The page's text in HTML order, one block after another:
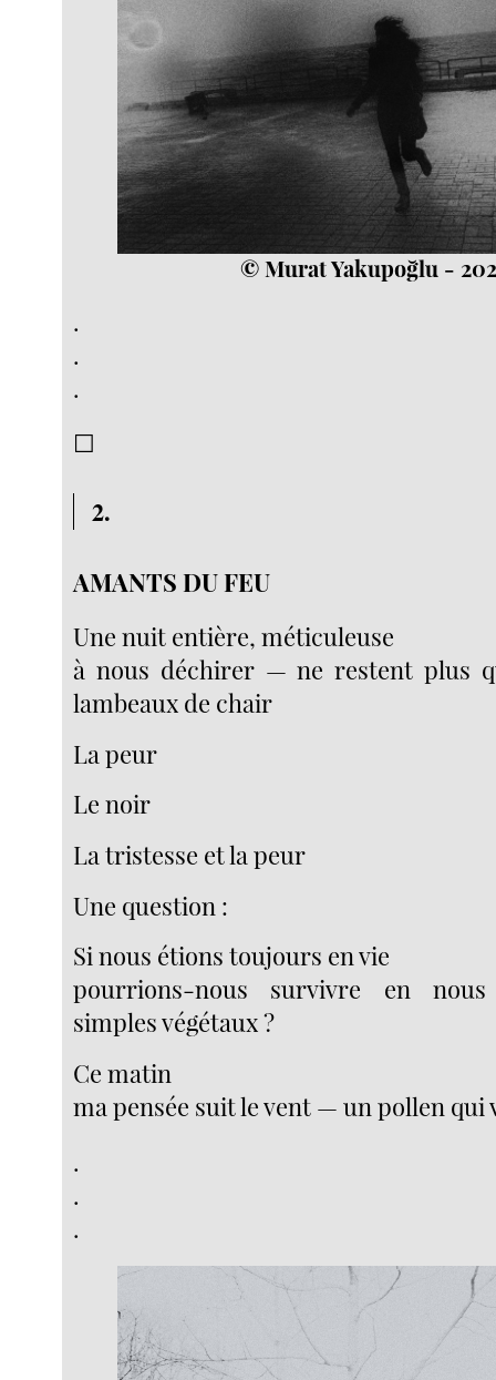
© Murat Yakupoğlu -
.
.
.
☐
2.
AMANTS DU FEU
Une nuit entière, méticuleuse
à nous déchirer — ne restent plus
lambeaux de chair
La peur
Le noir
La tristesse et la peur
Une question :
Si nous étions toujours en vie
pourrions-nous survivre en
simples végétaux ?
Ce matin
ma pensée suit le vent — un pollen
.
.
.